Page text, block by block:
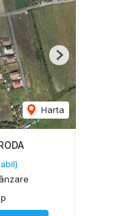
Harta
Next